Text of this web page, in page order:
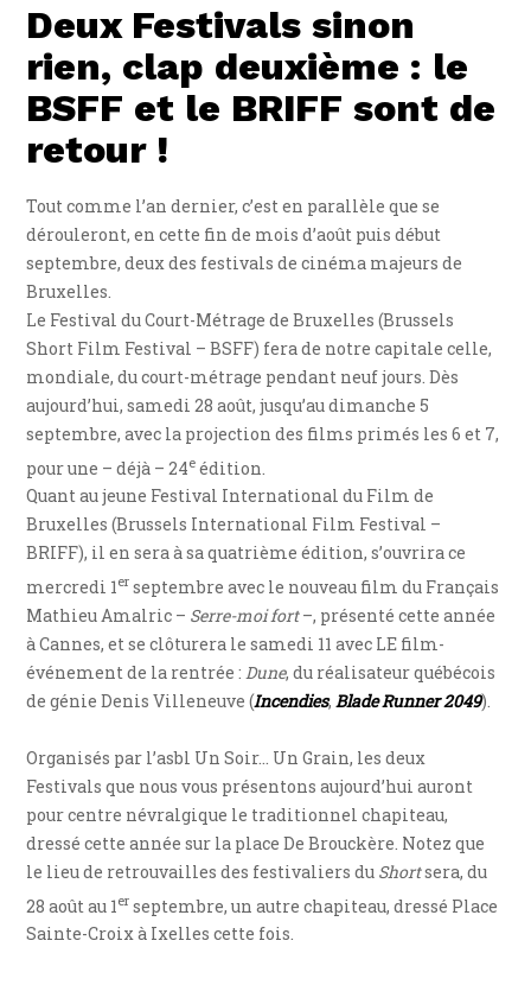
Deux Festivals sinon
rien, clap deuxième : le
BSFF et le BRIFF sont de
retour !
Tout comme l’an dernier, c’est en parallèle que se
dérouleront, en cette fin de mois d’août puis début
septembre, deux des festivals de cinéma majeurs de
Bruxelles.
Le Festival du Court-Métrage de Bruxelles (Brussels
Short Film Festival – BSFF) fera de notre capitale celle,
mondiale, du court-métrage pendant neuf jours. Dès
aujourd’hui, samedi 28 août, jusqu’au dimanche 5
septembre, avec la projection des films primés les 6 et 7,
pour une – déjà – 24e édition.
Quant au jeune Festival International du Film de
Bruxelles (Brussels International Film Festival –
BRIFF), il en sera à sa quatrième édition, s’ouvrira ce
mercredi 1er septembre avec le nouveau film du Français
Mathieu Amalric – Serre-moi fort–, présenté cette année
à Cannes, et se clôturera le samedi 11 avec LE film-
événement de la rentrée :Dune, du réalisateur québécois
de génie Denis Villeneuve (Incendies,Blade Runner 2049).
Organisés par l’asbl Un Soir… Un Grain, les deux
Festivals que nous vous présentons aujourd’hui auront
pour centre névralgique le traditionnel chapiteau,
dressé cette année sur la place De Brouckère. Notez que
le lieu de retrouvailles des festivaliers du Shortsera, du
28 août au 1 er septembre, un autre chapiteau, dressé Place
Sainte-Croix à Ixelles cette fois.